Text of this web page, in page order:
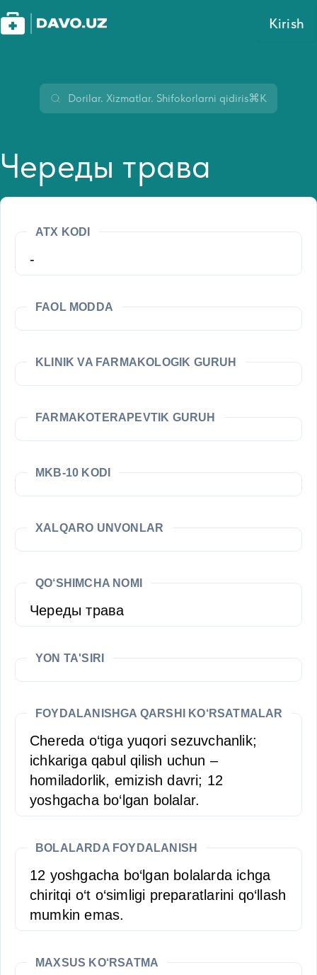
Kirish
⌘K
Череды трава
ATX KODI
-
FAOL MODDA
KLINIK VA FARMAKOLOGIK GURUH
FARMAKOTERAPEVTIK GURUH
MKB-10 KODI
XALQARO UNVONLAR
QO‘SHIMCHA NOMI
Череды трава
YON TA'SIRI
FOYDALANISHGA QARSHI KO‘RSATMALAR
Chereda o‘tiga yuqori sezuvchanlik;
ichkariga qabul qilish uchun –
homiladorlik, emizish davri; 12
yoshgacha bo‘lgan bolalar.
BOLALARDA FOYDALANISH
12 yoshgacha bo‘lgan bolalarda ichga
chiritqi o‘t o‘simligi preparatlarini qo‘llash
mumkin emas.
MAXSUS KO‘RSATMA